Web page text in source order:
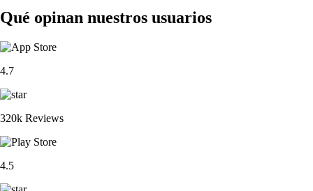
Qué opinan nuestros usuarios
4.7
320k Reviews
4.5